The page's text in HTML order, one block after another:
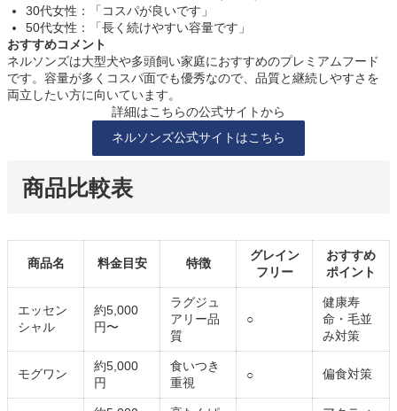
30代女性：「コスパが良いです」
50代女性：「長く続けやすい容量です」
おすすめコメント
ネルソンズは大型犬や多頭飼い家庭におすすめのプレミアムフード
です。容量が多くコスパ面でも優秀なので、品質と継続しやすさを
両立したい方に向いています。
詳細はこちらの公式サイトから
ネルソンズ公式サイトはこちら
商品比較表
商品名 料金目安 特徴
グレイン
フリー
おすすめ
ポイント
エッセン
シャル
約5,000
円〜
ラグジュ
アリー品
質
○
健康寿
命・毛並
み対策
モグワン
約5,000
円
食いつき
重視
○ 偏食対策